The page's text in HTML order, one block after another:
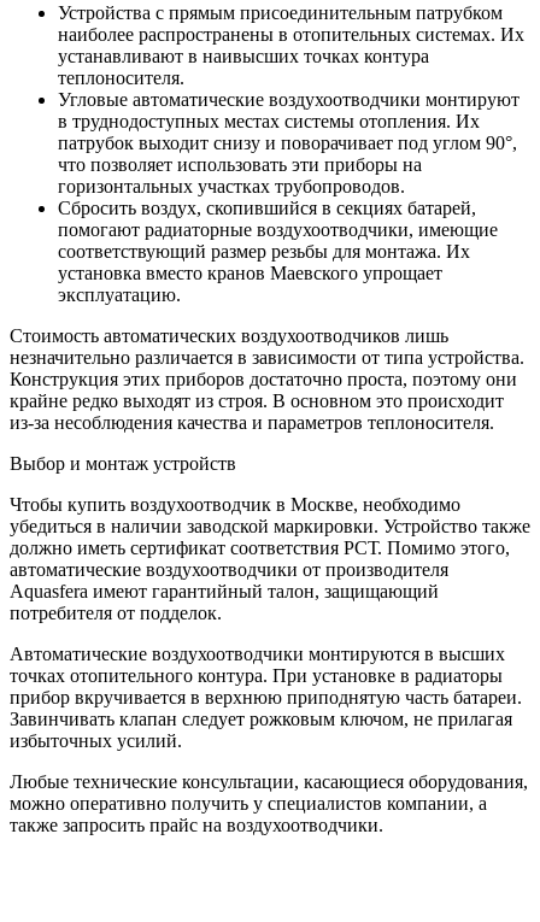
Устройства с прямым присоединительным патрубком
наиболее распространены в отопительных системах. Их
устанавливают в наивысших точках контура
теплоносителя.
Угловые автоматические воздухоотводчики монтируют
в труднодоступных местах системы отопления. Их
патрубок выходит снизу и поворачивает под углом 90°,
что позволяет использовать эти приборы на
горизонтальных участках трубопроводов.
Сбросить воздух, скопившийся в секциях батарей,
помогают радиаторные воздухоотводчики, имеющие
соответствующий размер резьбы для монтажа. Их
установка вместо кранов Маевского упрощает
эксплуатацию.
Стоимость автоматических воздухоотводчиков лишь
незначительно различается в зависимости от типа устройства.
Конструкция этих приборов достаточно проста, поэтому они
крайне редко выходят из строя. В основном это происходит
из-за несоблюдения качества и параметров теплоносителя.
Выбор и монтаж устройств
Чтобы купить воздухоотводчик в Москве, необходимо
убедиться в наличии заводской маркировки. Устройство также
должно иметь сертификат соответствия РСТ. Помимо этого,
автоматические воздухоотводчики от производителя
Aquasfera имеют гарантийный талон, защищающий
потребителя от подделок.
Автоматические воздухоотводчики монтируются в высших
точках отопительного контура. При установке в радиаторы
прибор вкручивается в верхнюю приподнятую часть батареи.
Завинчивать клапан следует рожковым ключом, не прилагая
избыточных усилий.
Любые технические консультации, касающиеся оборудования,
можно оперативно получить у специалистов компании, а
также запросить прайс на воздухоотводчики.